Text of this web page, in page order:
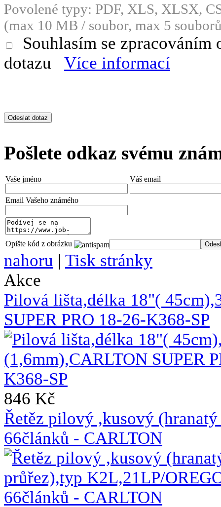
Povolené typy: PDF, XLS, XLSX,
(max 10 MB / soubor, max 5
Souhlasím se
dotazu
Více informací
Pošlete odkaz svému
Vaše jméno Váš email
Email Vašeho známého
Opište kód z obrázku
nahoru | Tisk stránky
Akce
Pilová lišta,délka 18"(
SUPER PRO 18-26-K368-SP
846 Kč
Řetěz pilový ,kusový
66článků - CARLTON